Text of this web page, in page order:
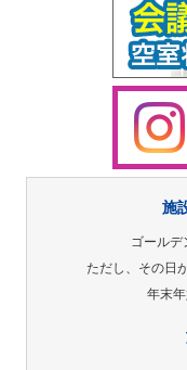
施
ゴールデ
ただし、その日
年末